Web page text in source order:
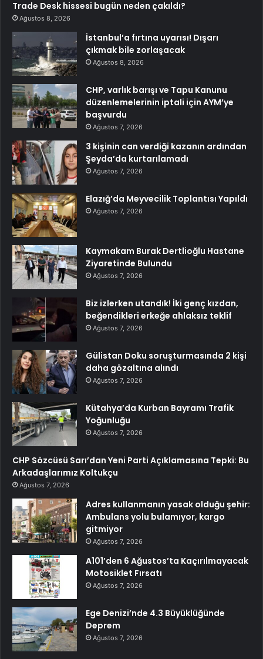
Trade Desk hissesi bugün neden çakıldı?
Ağustos 8, 2026
İstanbul’a fırtına uyarısı! Dışarı
çıkmak bile zorlaşacak
Ağustos 8, 2026
CHP, varlık barışı ve Tapu Kanunu
düzenlemelerinin iptali için AYM’ye
başvurdu
Ağustos 7, 2026
3 kişinin can verdiği kazanın ardından
Şeyda’da kurtarılamadı
Ağustos 7, 2026
Elazığ’da Meyvecilik Toplantısı Yapıldı
Ağustos 7, 2026
Kaymakam Burak Dertlioğlu Hastane
Ziyaretinde Bulundu
Ağustos 7, 2026
Biz izlerken utandık! İki genç kızdan,
beğendikleri erkeğe ahlaksız teklif
Ağustos 7, 2026
Gülistan Doku soruşturmasında 2 kişi
daha gözaltına alındı
Ağustos 7, 2026
Kütahya’da Kurban Bayramı Trafik
Yoğunluğu
Ağustos 7, 2026
CHP Sözcüsü Sarı’dan Yeni Parti Açıklamasına Tepki: Bu
Arkadaşlarımız Koltukçu
Ağustos 7, 2026
Adres kullanmanın yasak olduğu şehir:
Ambulans yolu bulamıyor, kargo
gitmiyor
Ağustos 7, 2026
A101’den 6 Ağustos’ta Kaçırılmayacak
Motosiklet Fırsatı
Ağustos 7, 2026
Ege Denizi’nde 4.3 Büyüklüğünde
Deprem
Ağustos 7, 2026